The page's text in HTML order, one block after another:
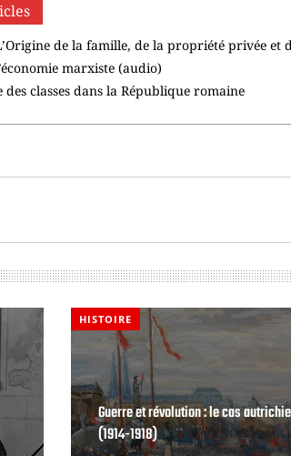
de la famille, de la propriété privée et
marxiste (audio)
classes dans la République romaine
HISTOIRE
Guerre et révolution : le cas
(1914-1918)